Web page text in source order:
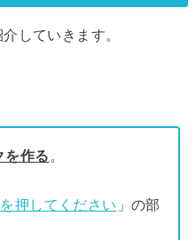
していきます。
を作る 。
押してください 」の部